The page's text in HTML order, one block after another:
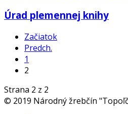
Úrad plemennej knihy
Začiatok
Predch.
1
2
Strana 2 z 2
© 2019 Národný žrebčín